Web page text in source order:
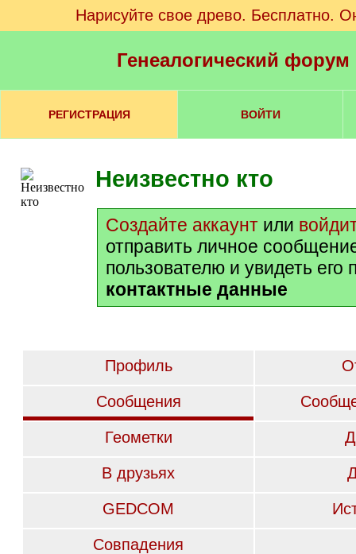
Нарисуйте свое древо. Бесплатно.
Генеалогический
РЕГИСТРАЦИЯ ВОЙТИ
Неизвестно кто
Создайте аккаунт или
отправить личное
пользователю и увидеть его
контактные данные
Профиль
Сообщения
Геометки
В друзьях
GEDCOM
Совпадения